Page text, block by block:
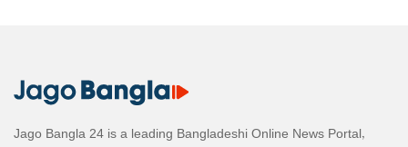
Jago Bangla 24 is a leading Bangladeshi Online News Portal,